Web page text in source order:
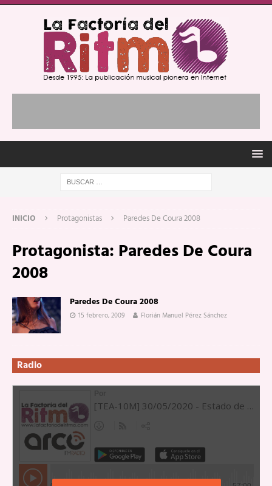
INICIO Protagonistas Paredes De Coura 2008
Protagonista: Paredes De Coura
2008
Paredes De Coura 2008
15 febrero, 2009 Florián Manuel Pérez Sánchez
Radio